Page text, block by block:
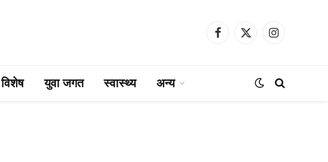
Facebook
X
Instagram
विशेष युवा जगत स्वास्थ्य अन्य